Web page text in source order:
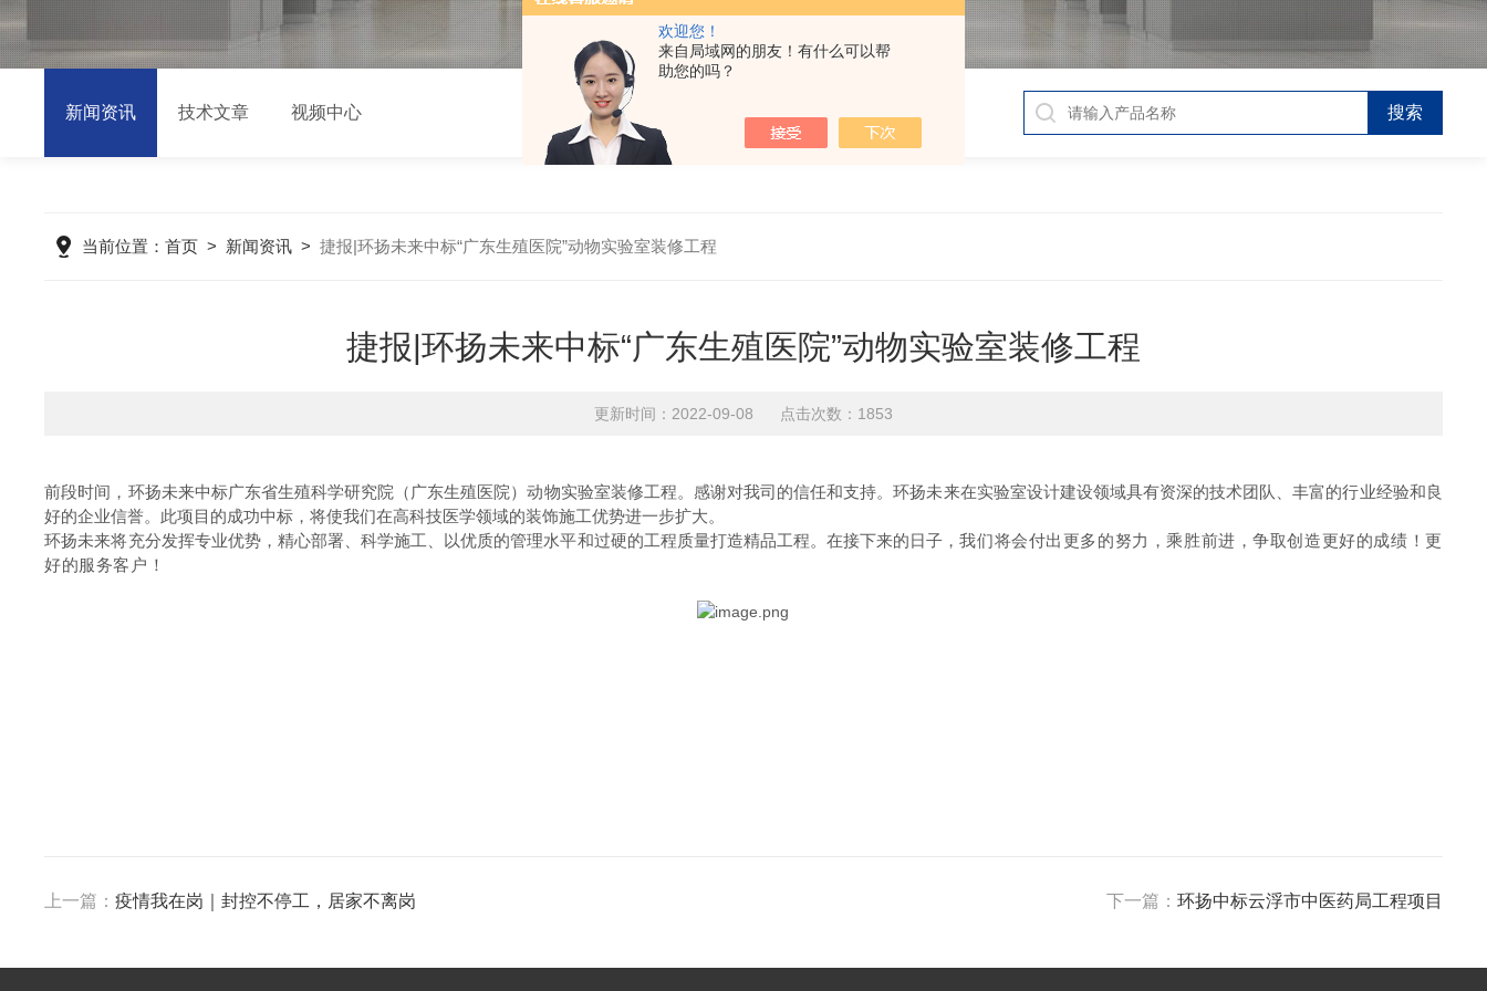
欢迎您！
来自局域网的朋友！有什么可以帮
助您的吗？
新闻资讯 技术文章 视频中心
当前位置：首页 > 新闻资讯 >捷报|环扬未来中标“广东生殖医院”动物实验室装修工程
捷报|环扬未来中标“广东生殖医院”动物实验室装修工程
更新时间：2022-09-08 点击次数：1853
前段时间，环扬未来中标广东省生殖科学研究院（广东生殖医院）动物实验室装修工程。 感谢对我司的信任和支持。环扬未来在实验室设计建设领域具有资深的技术团队、丰富的行业经验和良
好的企业信誉。 此项目的成功中标，将使我们在高科技医学领域的装饰施工优势进一步扩大。
环扬未来将充分发挥专业优势，精心部署、科学施工、以优质的管理水平和过硬的工程质量打造精品工程。在接下来的日子，我们将会付出更多的努力，乘胜前进，争取创造更好的成绩！更
好的服务客户！
上一篇：疫情我在岗｜封控不停工，居家不离岗 下一篇： 环扬中标云浮市中医药局工程项目